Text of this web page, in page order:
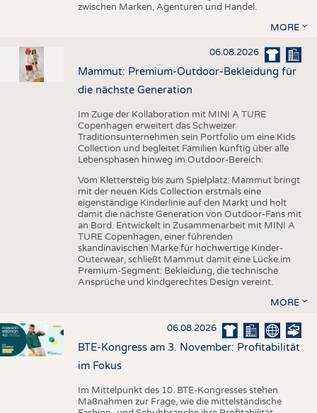
zwischen Marken, Agenturen und Handel.
MORE
06.08.2026
Mammut: Premium-Outdoor-Bekleidung für
die nächste Generation
Im Zuge der Kollaboration mit MINI A TURE
Copenhagen erweitert das Schweizer
Traditionsunternehmen sein Portfolio um eine Kids
Collection und begleitet Familien künftig über alle
Lebensphasen hinweg im Outdoor-Bereich.
Vom Klettersteig bis zum Spielplatz: Mammut bringt
mit der neuen Kids Collection erstmals eine
eigenständige Kinderlinie auf den Markt und holt
damit die nächste Generation von Outdoor-Fans mit
an Bord. Entwickelt in Zusammenarbeit mit MINI A
TURE Copenhagen, einer führenden
skandinavischen Marke für hochwertige Kinder-
Outerwear, schließt Mammut damit eine Lücke im
Premium-Segment: Bekleidung, die technische
Ansprüche und kindgerechtes Design vereint.
MORE
06.08.2026
BTE-Kongress am 3. November: Profitabilität
im Fokus
Im Mittelpunkt des 10. BTE-Kongresses stehen
Maßnahmen zur Frage, wie die mittelständische